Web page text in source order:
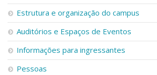
Estrutura e organização do campus
Auditórios e Espaços de Eventos
Informações para ingressantes
Pessoas